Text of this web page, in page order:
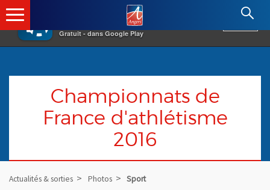
×
Gratuit - dans Google Play
Angers.fr : Retour à l'accueil
Championnats de
France d'athlétisme
2016
Actualités & sorties Photos Sport